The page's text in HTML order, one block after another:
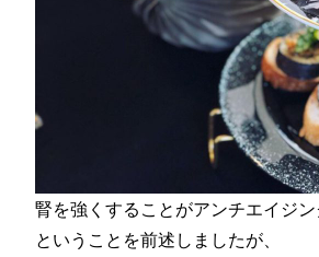
腎を強くすることがアンチエイジ
ということを前述しましたが、